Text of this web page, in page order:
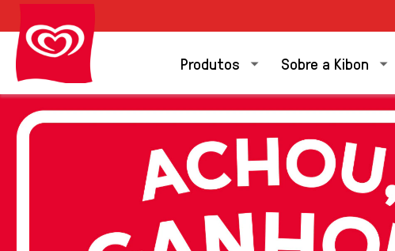
Produtos Sobre a Kibon